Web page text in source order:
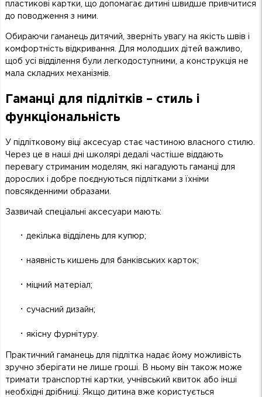
пластикові картки, що допомагає дитині швидше привчитися
до поводження з ними.
Обираючи гаманець дитячий, зверніть увагу на якість швів і
комфортність відкривання. Для молодших дітей важливо,
щоб усі відділення були легкодоступними, а конструкція не
мала складних механізмів.
Гаманці для підлітків – стиль і
функціональність
У підлітковому віці аксесуар стає частиною власного стилю.
Через це в наші дні школярі дедалі частіше віддають
перевагу стриманим моделям, які нагадують гаманці для
дорослих і добре поєднуються підлітками з їхніми
повсякденними образами.
Зазвичай спеціальні аксесуари мають:
· декілька відділень для купюр;
· наявність кишень для банківських карток;
· міцний матеріал;
· сучасний дизайн;
· якісну фурнітуру.
Практичний гаманець для підлітка надає йому можливість
зручно зберігати не лише гроші. В ньому він також може
тримати транспортні картки, учнівський квиток або інші
необхідні дрібниці. Якщо дитина вже користується